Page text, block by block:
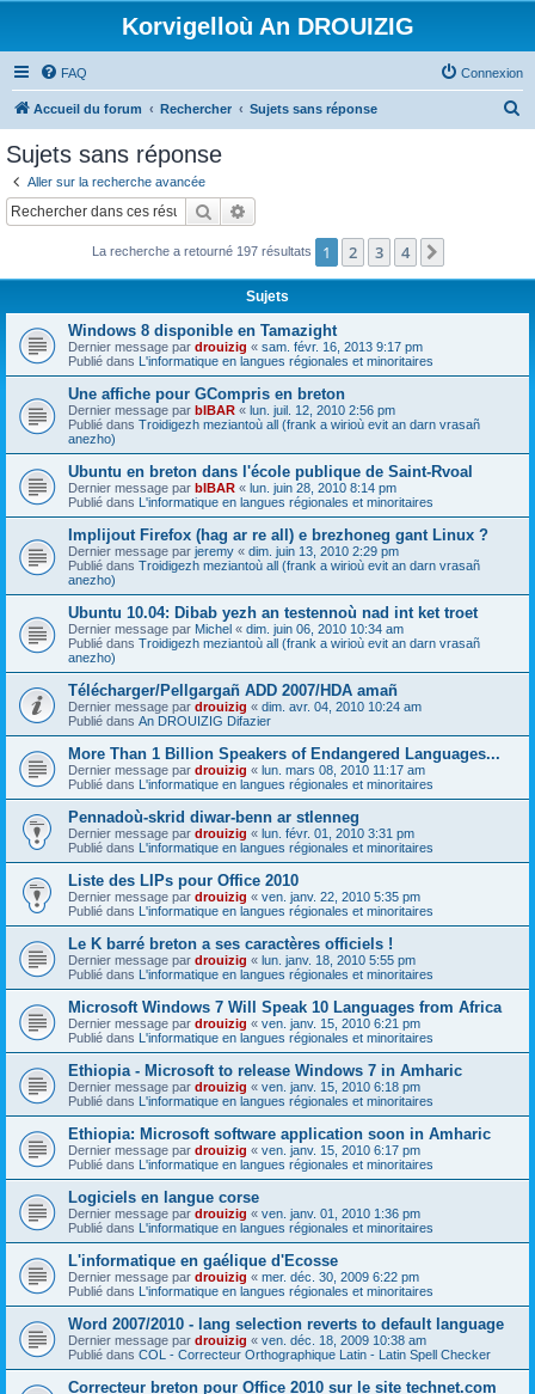
Korvigelloù An DROUIZIG
FAQ Connexion
Accueil du forum Rechercher Sujets sans réponse
c
Sujets sans réponse
Aller sur la recherche avancée
Rechercher
La recherche a retourné 197 résultats 1 2 3 4
Sujets
Windows 8 disponible en Tamazight
Dernier message par drouizig « sam. févr. 16, 2013 9:17 pm
Publié dans L'informatique en langues régionales et minoritaires
Une affiche pour GCompris en breton
Dernier message par bIBAR « lun. juil. 12, 2010 2:56 pm
Publié dans Troidigezh meziantoù all (frank a wirioù evit an darn vrasañ
anezho)
Ubuntu en breton dans l'école publique de Saint-Rvoal
Dernier message par bIBAR « lun. juin 28, 2010 8:14 pm
Publié dans L'informatique en langues régionales et minoritaires
Implijout Firefox (hag ar re all) e brezhoneg gant Linux ?
Dernier message par jeremy « dim. juin 13, 2010 2:29 pm
Publié dans Troidigezh meziantoù all (frank a wirioù evit an darn vrasañ
anezho)
Ubuntu 10.04: Dibab yezh an testennoù nad int ket troet
Dernier message par Michel « dim. juin 06, 2010 10:34 am
Publié dans Troidigezh meziantoù all (frank a wirioù evit an darn vrasañ
anezho)
Télécharger/Pellgargañ ADD 2007/HDA amañ
Dernier message par drouizig « dim. avr. 04, 2010 10:24 am
Publié dans An DROUIZIG Difazier
More Than 1 Billion Speakers of Endangered Languages...
Dernier message par drouizig « lun. mars 08, 2010 11:17 am
Publié dans L'informatique en langues régionales et minoritaires
Pennadoù-skrid diwar-benn ar stlenneg
Dernier message par drouizig « lun. févr. 01, 2010 3:31 pm
Publié dans L'informatique en langues régionales et minoritaires
Liste des LIPs pour Office 2010
Dernier message par drouizig « ven. janv. 22, 2010 5:35 pm
Publié dans L'informatique en langues régionales et minoritaires
Le K barré breton a ses caractères officiels !
Dernier message par drouizig « lun. janv. 18, 2010 5:55 pm
Publié dans L'informatique en langues régionales et minoritaires
Microsoft Windows 7 Will Speak 10 Languages from Africa
Dernier message par drouizig « ven. janv. 15, 2010 6:21 pm
Publié dans L'informatique en langues régionales et minoritaires
Ethiopia - Microsoft to release Windows 7 in Amharic
Dernier message par drouizig « ven. janv. 15, 2010 6:18 pm
Publié dans L'informatique en langues régionales et minoritaires
Ethiopia: Microsoft software application soon in Amharic
Dernier message par drouizig « ven. janv. 15, 2010 6:17 pm
Publié dans L'informatique en langues régionales et minoritaires
Logiciels en langue corse
Dernier message par drouizig « ven. janv. 01, 2010 1:36 pm
Publié dans L'informatique en langues régionales et minoritaires
L'informatique en gaélique d'Ecosse
Dernier message par drouizig « mer. déc. 30, 2009 6:22 pm
Publié dans L'informatique en langues régionales et minoritaires
Word 2007/2010 - lang selection reverts to default language
Dernier message par drouizig « ven. déc. 18, 2009 10:38 am
Publié dans COL - Correcteur Orthographique Latin - Latin Spell Checker
Correcteur breton pour Office 2010 sur le site technet.com